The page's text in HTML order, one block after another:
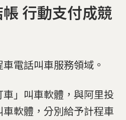
行動支付成競
電話叫車服務領域。
」叫車軟體，與阿里投
軟體，分別給予計程車